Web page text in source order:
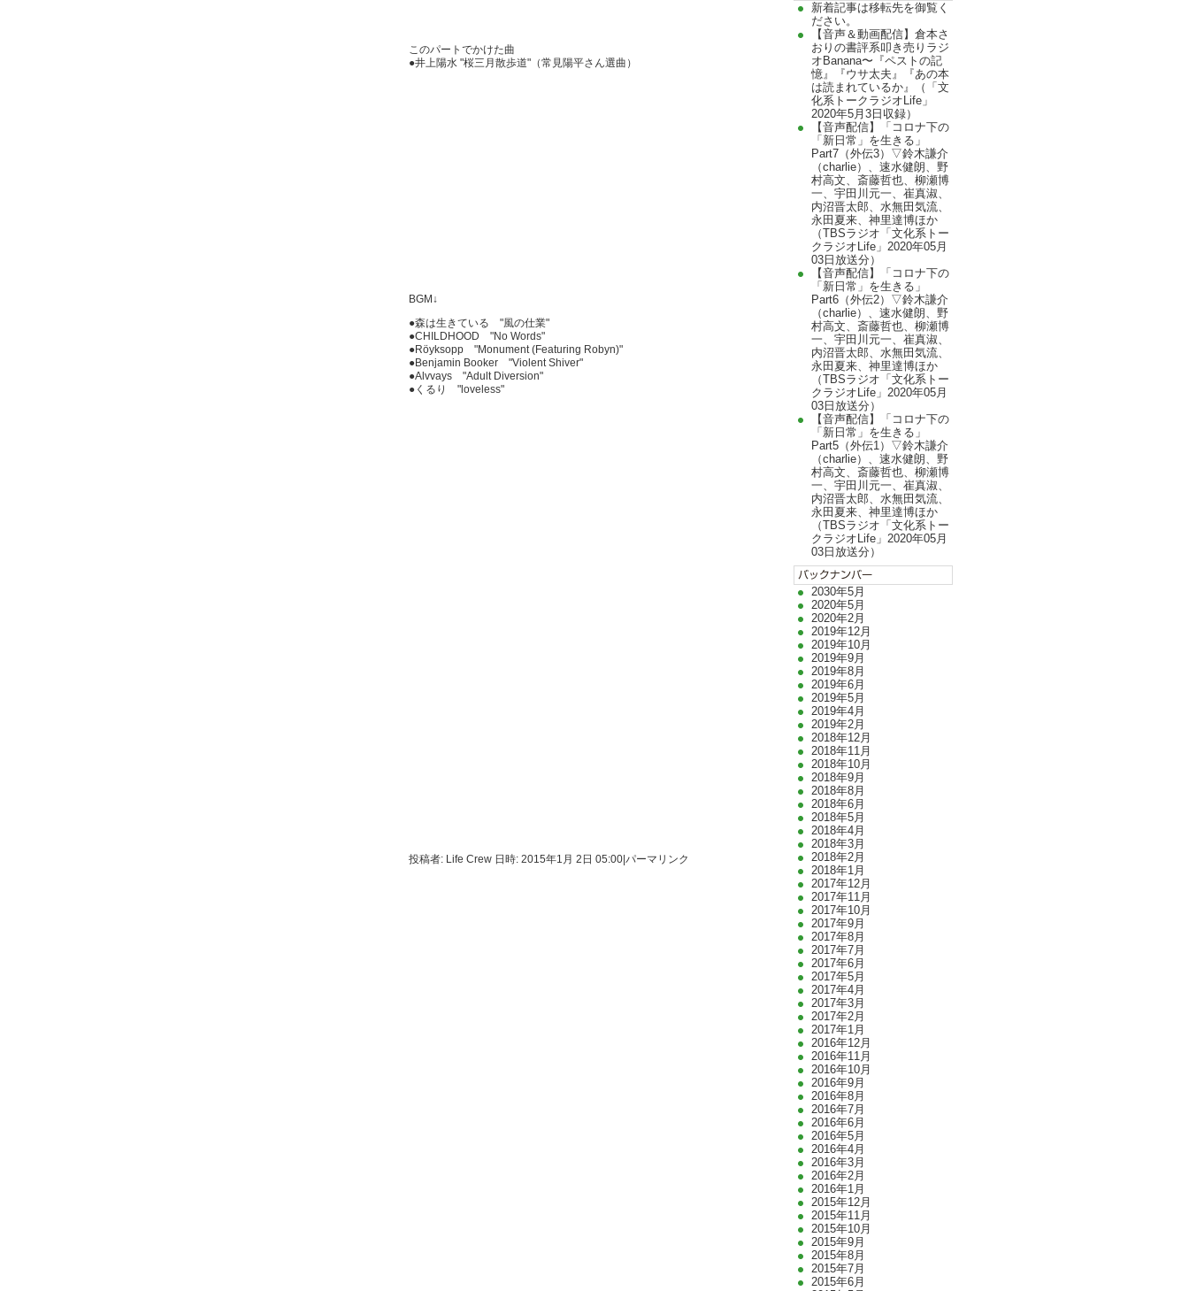
新着記事は移転先を御覧く
ださい。
【音声＆動画配信】倉本さ
おりの書評系叩き売りラジ
オBanana〜『ペストの記
憶』『ウサ太夫』『あの本
は読まれているか』（「文
化系トークラジオLife」
2020年5月3日収録）
【音声配信】「コロナ下の
「新日常」を生きる」
Part7（外伝3）▽鈴木謙介
（charlie）、速水健朗、野
村高文、斎藤哲也、柳瀬博
一、宇田川元一、崔真淑、
内沼晋太郎、水無田気流、
永田夏来、神里達博ほか
（TBSラジオ「文化系トー
クラジオLife」2020年05月
03日放送分）
【音声配信】「コロナ下の
「新日常」を生きる」
Part6（外伝2）▽鈴木謙介
（charlie）、速水健朗、野
村高文、斎藤哲也、柳瀬博
一、宇田川元一、崔真淑、
内沼晋太郎、水無田気流、
永田夏来、神里達博ほか
（TBSラジオ「文化系トー
クラジオLife」2020年05月
03日放送分）
【音声配信】「コロナ下の
「新日常」を生きる」
Part5（外伝1）▽鈴木謙介
（charlie）、速水健朗、野
村高文、斎藤哲也、柳瀬博
一、宇田川元一、崔真淑、
内沼晋太郎、水無田気流、
永田夏来、神里達博ほか
（TBSラジオ「文化系トー
クラジオLife」2020年05月
03日放送分）
2030年5月
2020年5月
2020年2月
2019年12月
2019年10月
2019年9月
2019年8月
2019年6月
2019年5月
2019年4月
2019年2月
2018年12月
2018年11月
2018年10月
2018年9月
2018年8月
2018年6月
2018年5月
2018年4月
2018年3月
2018年2月
2018年1月
2017年12月
2017年11月
2017年10月
2017年9月
2017年8月
2017年7月
2017年6月
2017年5月
2017年4月
2017年3月
2017年2月
2017年1月
2016年12月
2016年11月
2016年10月
2016年9月
2016年8月
2016年7月
2016年6月
2016年5月
2016年4月
2016年3月
2016年2月
2016年1月
2015年12月
2015年11月
2015年10月
2015年9月
2015年8月
2015年7月
2015年6月
このパートでかけた曲
●井上陽水 "桜三月散歩道"（常見陽平さん選曲）
BGM↓
●森は生きている "風の仕業"
●CHILDHOOD "No Words"
●Röyksopp "Monument (Featuring Robyn)"
●Benjamin Booker "Violent Shiver"
●Alvvays "Adult Diversion"
●くるり "loveless"
投稿者: Life Crew 日時: 2015年1月 2日 05:00 パーマリンク